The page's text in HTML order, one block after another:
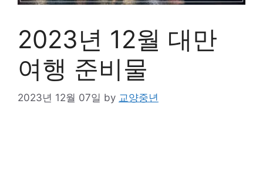
2023년 12월 대만
여행 준비물
2023년 12월 07일 by 교양중년